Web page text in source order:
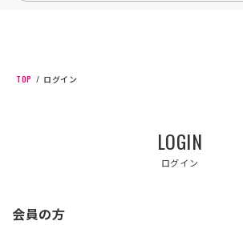
カテゴリから探す
ナップスメンバーズ
TOP ログイン
LOGIN
ログイン
会員の方